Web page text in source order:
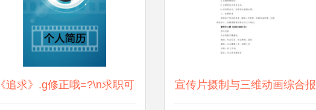
《追求》.g修正哦=?\n求职可 宣传片摄制与三维动画综合报